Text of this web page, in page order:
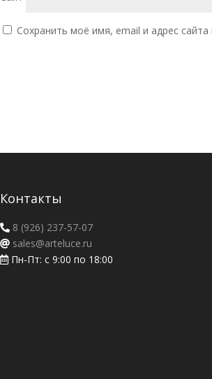
Сохранить моё имя, email и адрес
Контакты
8 (926) 237-57-07
sales@arteluce.ru
Пн-Пт: с 9:00 по 18:00